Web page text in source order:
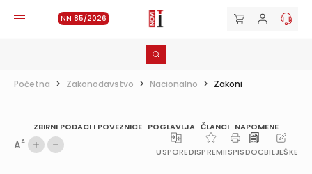
NN 85/2026
Početna > Zakonodavstvo > Nacionalno > Zakoni
ZBIRNI PODACI I POVEZNICE POGLAVLJA ČLANCI NAPOMENE
AA
USPOREDISPREMIISPISDOCBILJEŠKE